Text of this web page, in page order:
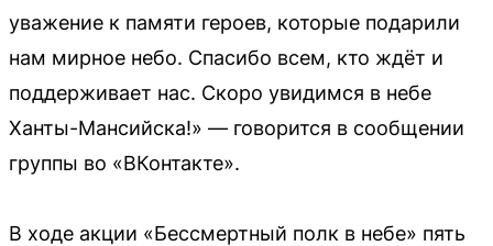
уважение к памяти героев, которые подарили
нам мирное небо. Спасибо всем, кто ждёт и
поддерживает нас. Скоро увидимся в небе
Ханты-Мансийска!» — говорится в сообщении
группы во «ВКонтакте».
В ходе акции «Бессмертный полк в небе» пять